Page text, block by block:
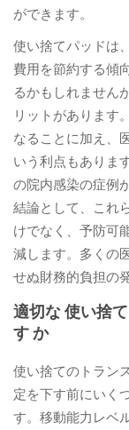
ができます。
使い捨てパッドは
費用を節約する傾
るかもしれません
リットがあります
なることに加え、
いう利点もありま
の院内感染の症例
結論として、これ
けでなく、予防可
減します。多くの
せぬ財務的負担の
適切な 使い捨
す か
使い捨てのトラン
定を下す前にいく
す。移動能力レベ